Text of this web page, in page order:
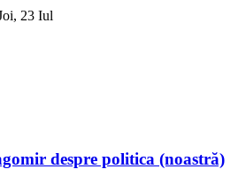
23 Iul
despre politica (noastră)